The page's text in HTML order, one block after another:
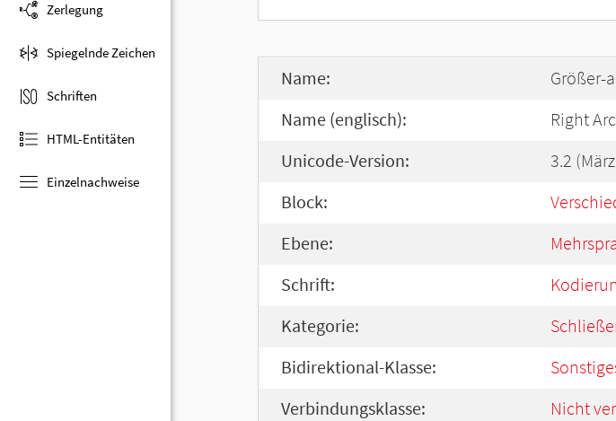
Zerlegung
Spiegelnde Zeichen
Schriften
HTML-Entitäten
Einzelnachweise
Name: Größer-
Name (englisch): Right
Unicode-Version: 3.2
Block:
Ebene:
Schrift:
Kategorie:
Bidirektional-Klasse:
Verbindungsklasse: Nicht